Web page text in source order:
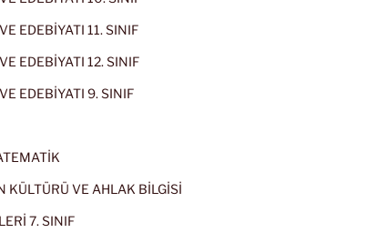
EDEBİYATI 11. SINIF
EDEBİYATI 12. SINIF
EDEBİYATI 9. SINIF
KÜLTÜRÜ VE AHLAK BİLGİSİ
7. SINIF